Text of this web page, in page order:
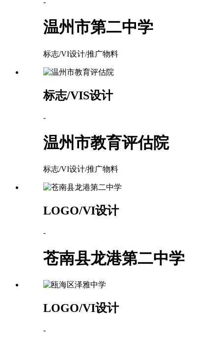
温州市第二中学
标志/VI设计/推广物料
标志/VIS设计
-
温州市教育评估院
标志/VI设计/推广物料
LOGO/VI设计
-
苍南县龙港第二中学
LOGO/VI设计
-